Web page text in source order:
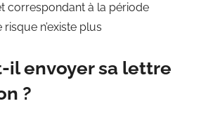
correspondant à la période
n’existe plus
il envoyer sa lettre
?